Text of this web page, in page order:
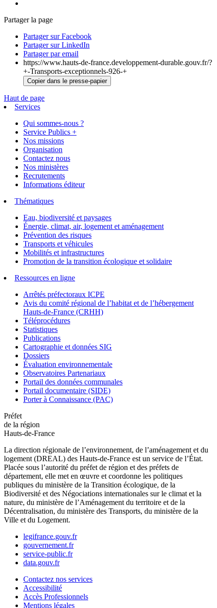
Partager la page
Partager sur Facebook
Partager sur LinkedIn
Partager par email
https://www.hauts-de-france.developpement-durable.gouv.fr/?
+-Transports-exceptionnels-926-+
Copier dans le presse-papier
Haut de page
Services
Qui sommes-nous ?
Service Publics +
Nos missions
Organisation
Contactez nous
Nos ministères
Recrutements
Informations éditeur
Thématiques
Eau, biodiversité et paysages
Énergie, climat, air, logement et aménagement
Prévention des risques
Transports et véhicules
Mobilités et infrastructures
Promotion de la transition écologique et solidaire
Ressources en ligne
Arrêtés préfectoraux ICPE
Avis du comité régional de l’habitat et de l’hébergement
Hauts-de-France (CRHH)
Téléprocédures
Statistiques
Publications
Cartographie et données SIG
Dossiers
Évaluation environnementale
Observatoires Partenariaux
Portail des données communales
Portail documentaire (SIDE)
Porter à Connaissance (PAC)
Préfet
de la région
Hauts-de-France
La direction régionale de l’environnement, de l’aménagement et du
logement (DREAL) des Hauts-de-France est un service de l’État.
Placée sous l’autorité du préfet de région et des préfets de
département, elle met en œuvre et coordonne les politiques
publiques du ministère de la Transition écologique, de la
Biodiversité et des Négociations internationales sur le climat et la
nature, du ministère de l’Aménagement du territoire et de la
Décentralisation, du ministère des Transports, du ministère de la
Ville et du Logement.
legifrance.gouv.fr
gouvernement.fr
service-public.fr
data.gouv.fr
Contactez nos services
Accessibilité
Accès Professionnels
Mentions légales